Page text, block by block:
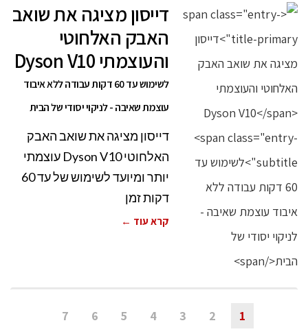
דייסון מציגה את שואב
האבק האלחוטי
והעוצמתי Dyson V10
לשימוש עד 60 דקות עבודה ללא איבוד
עוצמת שאיבה - לניקוי יסודי של הבית
דייסון מציגה את שואב האבק
האלחוטי Dyson V10 עוצמתי
יותר ומיועד לשימוש של עד 60
דקות זמן
קרא עוד ←
1
2
3
4
5
6
7